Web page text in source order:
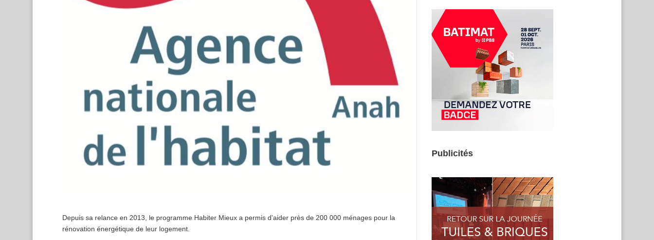
Depuis sa relance en 2013, le programme Habiter Mieux a permis d’aider près de 200 000 ménages pour la
rénovation énergétique de leur logement.
Publicités